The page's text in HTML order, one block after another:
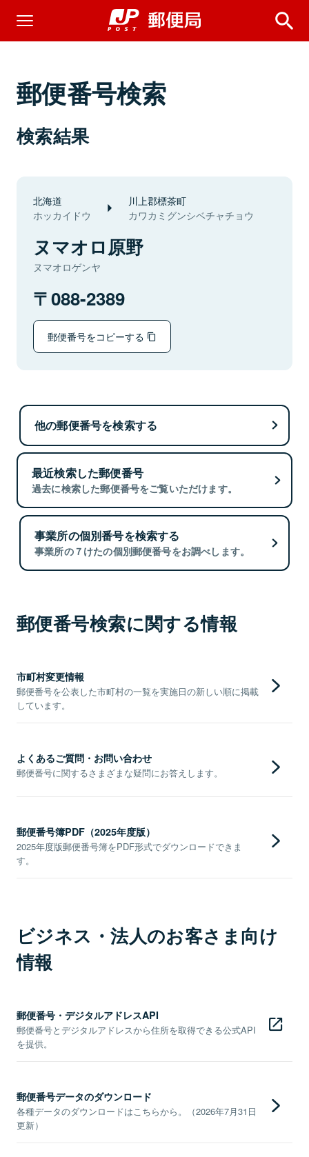
郵便番号検索
検索結果
北海道
ホッカイドウ
川上郡標茶町
カワカミグンシベチャチョウ
ヌマオロ原野
ヌマオロゲンヤ
088-2389
郵便番号をコピーする
他の郵便番号を検索する
最近検索した郵便番号
過去に検索した郵便番号をご覧いただけます。
事業所の個別番号を検索する
事業所の７けたの個別郵便番号をお調べします。
郵便番号検索に関する情報
市町村変更情報
郵便番号を公表した市町村の一覧を実施日の新しい順に掲載
しています。
よくあるご質問・お問い合わせ
郵便番号に関するさまざまな疑問にお答えします。
郵便番号簿PDF（2025年度版）
2025年度版郵便番号簿をPDF形式でダウンロードできま
す。
ビジネス・法人のお客さま向け
情報
郵便番号・デジタルアドレスAPI
郵便番号とデジタルアドレスから住所を取得できる公式API
を提供。
郵便番号データのダウンロード
各種データのダウンロードはこちらから。（2026年7月31日
更新）